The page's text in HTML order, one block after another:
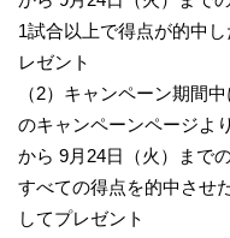
1試合以上で得点が的中
レゼント
（2）キャンペーン期間
のキャンペーンページよ
から 9月24日（火）まで
すべての得点を的中させ
してプレゼント